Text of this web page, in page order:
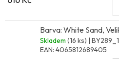
Barva: White Sand,
Skladem (16 ks) |
EAN: 4065812689405